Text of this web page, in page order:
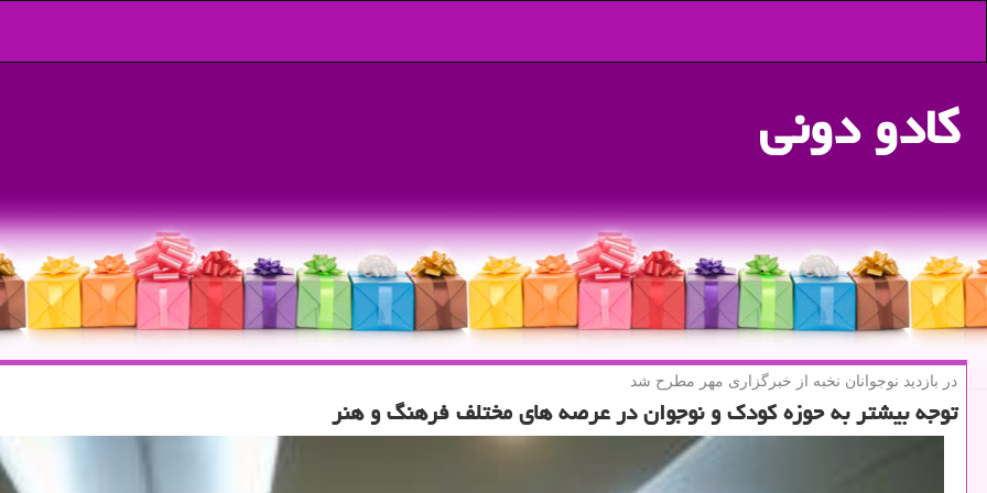
كادو دونی
در بازدید نوجوانان نخبه از خبرگزاری مهر مطرح شد
توجه بیشتر به حوزه كودك و نوجوان در عرصه های مختلف فرهنگ و هنر